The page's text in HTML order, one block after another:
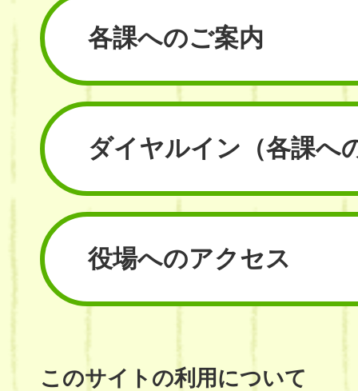
各課へのご案内
ダイヤルイン （各課へ
役場へのアクセス
このサイトの利用について